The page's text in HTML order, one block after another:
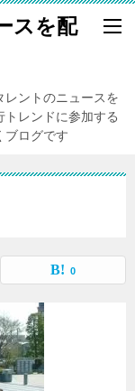
スを配
レントのニュースを
レンドに参加する
ブログです
0